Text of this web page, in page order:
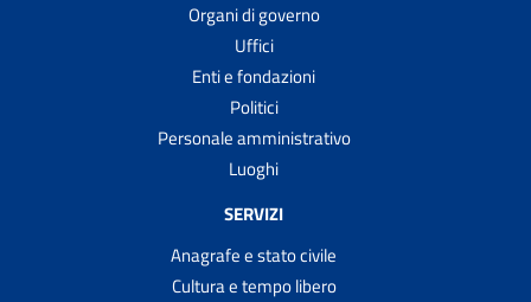
Organi di governo
Uffici
Enti e fondazioni
Politici
Personale amministrativo
Luoghi
SERVIZI
Anagrafe e stato civile
Cultura e tempo libero